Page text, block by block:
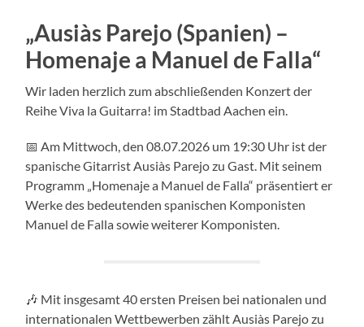
„Ausiàs Parejo (Spanien) –
Homenaje a Manuel de Falla“
Wir laden herzlich zum abschließenden Konzert der
Reihe Viva la Guitarra! im Stadtbad Aachen ein.
📅 Am Mittwoch, den 08.07.2026 um 19:30 Uhr ist der
spanische Gitarrist Ausiàs Parejo zu Gast. Mit seinem
Programm „Homenaje a Manuel de Falla“ präsentiert er
Werke des bedeutenden spanischen Komponisten
Manuel de Falla sowie weiterer Komponisten.
🎶 Mit insgesamt 40 ersten Preisen bei nationalen und
internationalen Wettbewerben zählt Ausiàs Parejo zu